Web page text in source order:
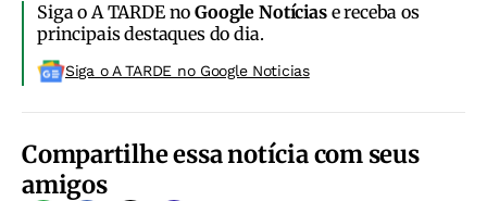
Siga o A TARDE noGoogle Notíciase receba os
principais destaques do dia.
Siga o A TARDE no Google Noticias
Compartilhe essa notícia com seus
amigos